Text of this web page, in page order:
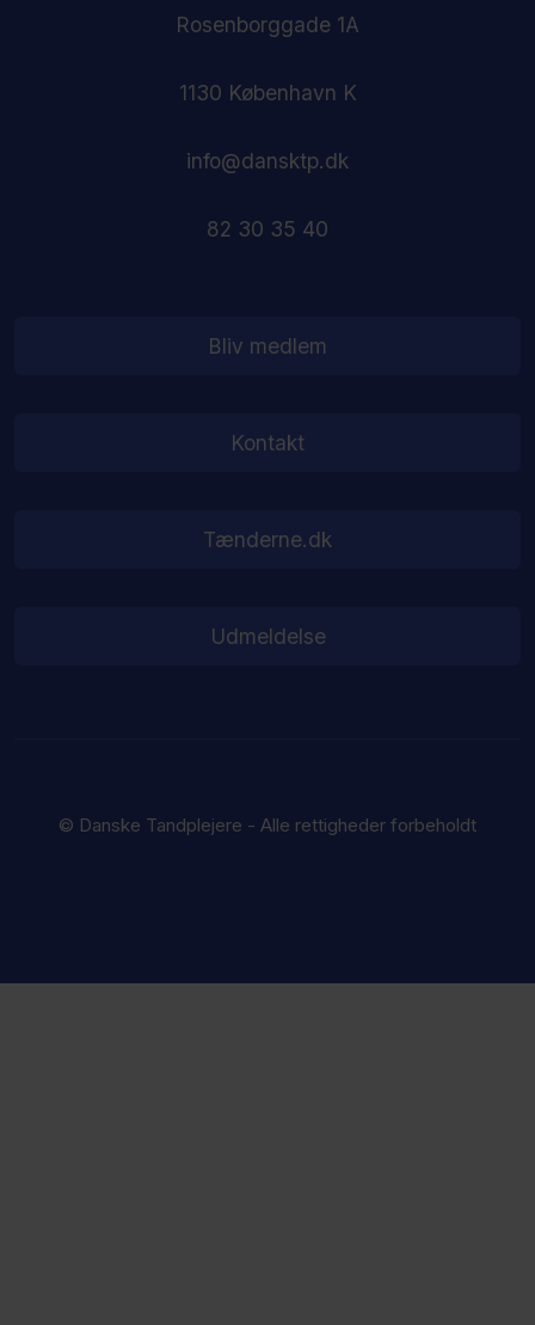
Rosenborggade 1A
1130 København K
info@dansktp.dk
82 30 35 40
Bliv medlem
Kontakt
Tænderne.dk
Udmeldelse
© Danske Tandplejere - Alle rettigheder forbeholdt